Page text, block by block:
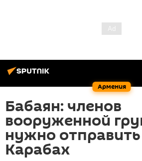
Армения
Бабаян: членов
вооруженной
нужно
Карабах